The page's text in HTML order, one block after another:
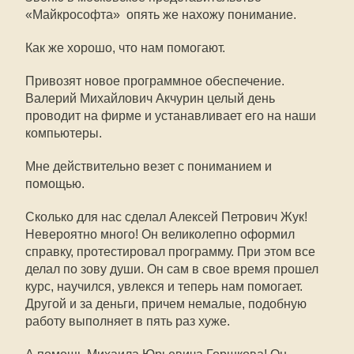
«Майкрософта»  опять же нахожу понимание.
Как же хорошо, что нам помогают.
Привозят новое программное обеспечение.
Валерий Михайлович Акчурин целый день
проводит на фирме и устанавливает его на наши
компьютеры.
Мне действительно везет с пониманием и
помощью.
Сколько для нас сделал Алексей Петрович Жук!
Невероятно много! Он великолепно оформил
справку, протестировал программу. При этом все
делал по зову души. Он сам в свое время прошел
курс, научился, увлекся и теперь нам помогает.
Другой и за деньги, причем немалые, подобную
работу выполняет в пять раз хуже.